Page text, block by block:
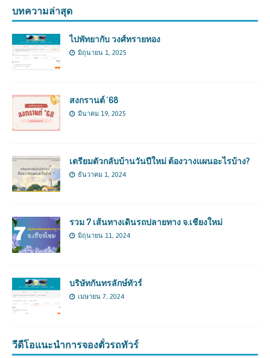
บทความล่าสุด
ไปพัทยากับ วงศ์ทรายทอง
มิถุนายน 1, 2025
สงกรานต์ ’68
มีนาคม 19, 2025
เตรียมตัวกลับบ้านวันปีใหม่ ต้องวางแผนอะไรบ้าง?
ธันวาคม 1, 2024
รวม 7 เส้นทางเดินรถปลายทาง จ.เชียงใหม่
มิถุนายน 11, 2024
บริษัทกันทรลักษ์ทัวร์
เมษายน 7, 2024
วีดีโอแนะนำการจองตั๋วรถทัวร์